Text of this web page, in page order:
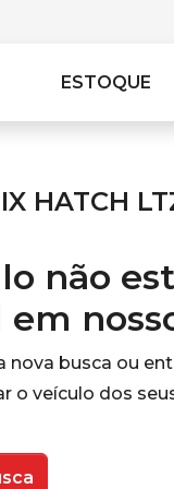
ESTOQUE
HATCH
não
nova busca ou
o veículo dos